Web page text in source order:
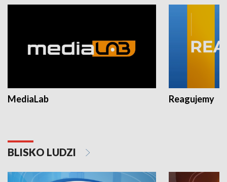
MediaLab Reagujemy
BLISKO LUDZI